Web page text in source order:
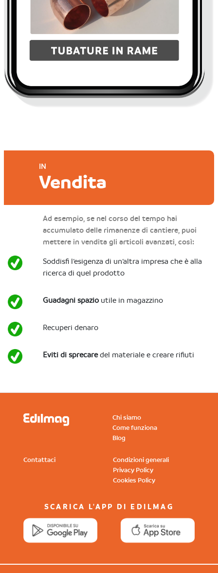
IN
Vendita
Ad esempio, se nel corso del tempo hai
accumulato delle rimanenze di cantiere, puoi
mettere in vendita gli articoli avanzati, così:
Soddisfi l’esigenza di un’altra impresa che è alla
ricerca di quel prodotto
Guadagni spazioutile in magazzino
Recuperi denaro
Eviti di sprecaredel materiale e creare rifiuti
Chi siamo
Come funziona
Blog
Contattaci
Condizioni generali
Privacy Policy
Cookies Policy
SCARICA L'APP DI EDILMAG